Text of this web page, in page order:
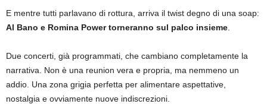
E mentre tutti parlavano di rottura, arriva il twist degno di una soap:
Al Bano e Romina Power torneranno sul palco insieme
Due concerti, già programmati, che cambiano completamente la
narrativa. Non è una reunion vera e propria, ma nemmeno un
addio. Una zona grigia perfetta per alimentare aspettative,
nostalgia e ovviamente nuove indiscrezioni.